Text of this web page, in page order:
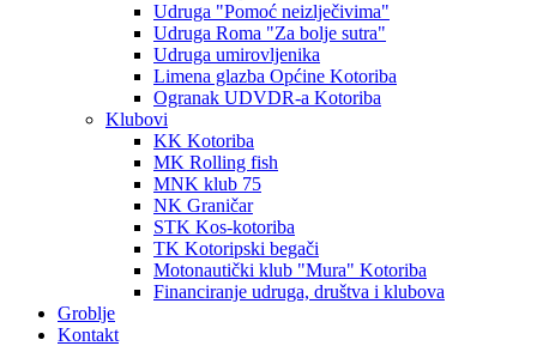
Udruga "Pomoć neizlječivima"
Udruga Roma "Za bolje sutra"
Udruga umirovljenika
Limena glazba Općine Kotoriba
Ogranak UDVDR-a Kotoriba
Klubovi
KK Kotoriba
MK Rolling fish
MNK klub 75
NK Graničar
STK Kos-kotoriba
TK Kotoripski begači
Motonautički klub "Mura" Kotoriba
Financiranje udruga, društva i klubova
Groblje
Kontakt